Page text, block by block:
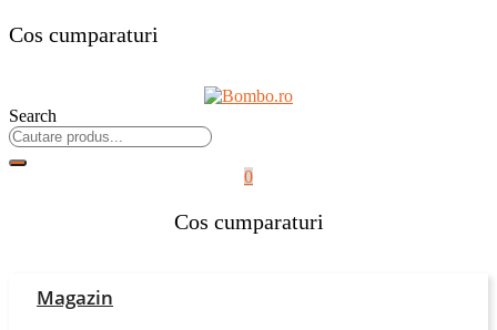
Cos cumparaturi
Search
0
Cos cumparaturi
Magazin